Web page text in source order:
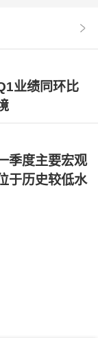
张和价格竞争
，公司将充分
善。
业绩同环比
季度主要宏观
于历史较低水